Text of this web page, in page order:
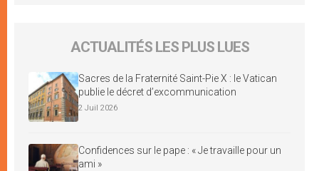
ACTUALITÉS LES PLUS LUES
Sacres de la Fraternité Saint-Pie X : le Vatican
publie le décret d’excommunication
2 Juil 2026
Confidences sur le pape : « Je travaille pour un
ami »